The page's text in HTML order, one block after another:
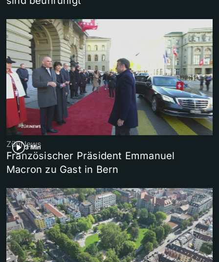
3 Min
ZüriNews
Französischer Präsident Emmanuel
Macron zu Gast in Bern